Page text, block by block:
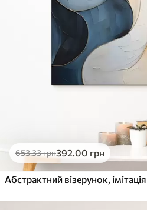
653.33грн392.00 грн